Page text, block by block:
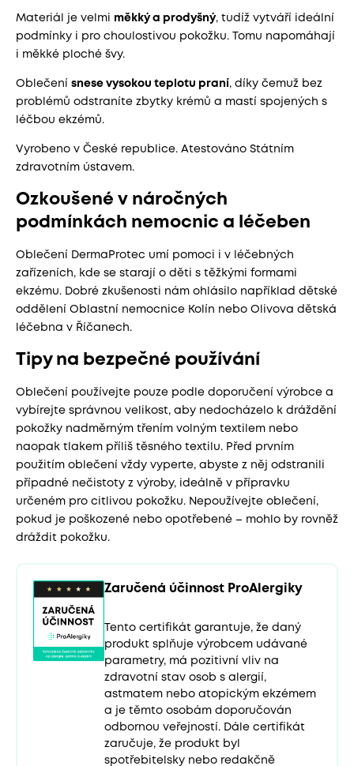
Materiál je velmi měkký a prodyšný, tudíž vytváří ideální
podmínky i pro choulostivou pokožku. Tomu napomáhají
i měkké ploché švy.
Oblečení snese vysokou teplotu praní, díky čemuž bez
problémů odstraníte zbytky krémů a mastí spojených s
léčbou ekzémů.
Vyrobeno v České republice. Atestováno Státním
zdravotním ústavem.
Ozkoušené v náročných
podmínkách nemocnic a léčeben
Oblečení DermaProtec umí pomoci i v léčebných
zařízeních, kde se starají o děti s těžkými formami
ekzému. Dobré zkušenosti nám ohlásilo například dětské
oddělení Oblastní nemocnice Kolín nebo Olivova dětská
léčebna v Říčanech.
Tipy na bezpečné používání
Oblečení používejte pouze podle doporučení výrobce a
vybírejte správnou velikost, aby nedocházelo k dráždění
pokožky nadměrným třením volným textilem nebo
naopak tlakem příliš těsného textilu. Před prvním
použitím oblečení vždy vyperte, abyste z něj odstranili
případné nečistoty z výroby, ideálně v přípravku
určeném pro citlivou pokožku. Nepoužívejte oblečení,
pokud je poškozené nebo opotřebené – mohlo by rovněž
dráždit pokožku.
Zaručená účinnost ProAlergiky
Tento certifikát garantuje, že daný
produkt splňuje výrobcem udávané
parametry, má pozitivní vliv na
zdravotní stav osob s alergií,
astmatem nebo atopickým ekzémem
a je těmto osobám doporučován
odbornou veřejností. Dále certifikát
zaručuje, že produkt byl
spotřebitelsky nebo redakčně